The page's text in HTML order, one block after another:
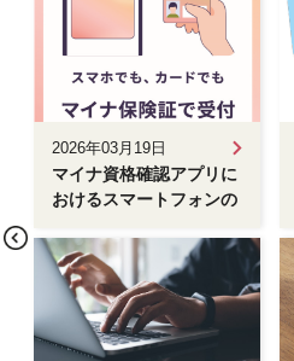
2026年03月19日
マイナ資格確認アプリに
おけるスマートフォンの
り機能の追加について